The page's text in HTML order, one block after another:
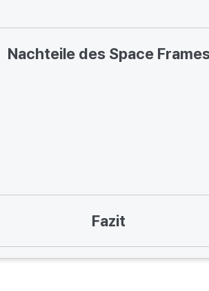
Nachteile des Space
Fazit